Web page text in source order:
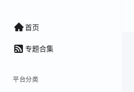
首页
专题合集
平台分类